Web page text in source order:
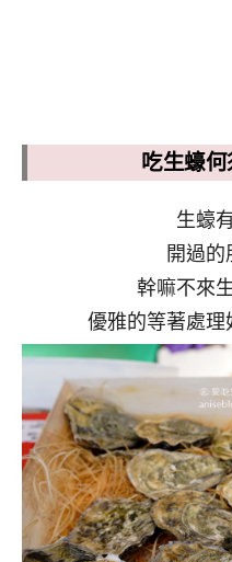
吃生蠔何
生蠔
開過的
幹嘛不來
優雅的等著處理